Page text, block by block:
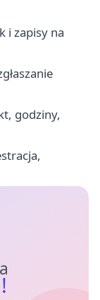
i zapisy na
godziny,